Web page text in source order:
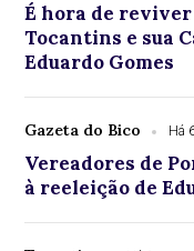
É hora de
Tocantins e sua
Eduardo Gomes
Gazeta do Bico Há
Vereadores de
à reeleição de